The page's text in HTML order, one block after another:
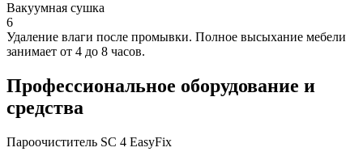
Вакуумная сушка
6
Удаление влаги после промывки. Полное высыхание мебели
занимает от 4 до 8 часов.
Профессиональное оборудование и
средства
Пароочиститель SC 4 EasyFix